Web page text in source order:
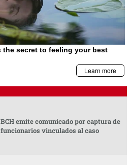
BCH emite comunicado por captura de
funcionarios vinculados al caso